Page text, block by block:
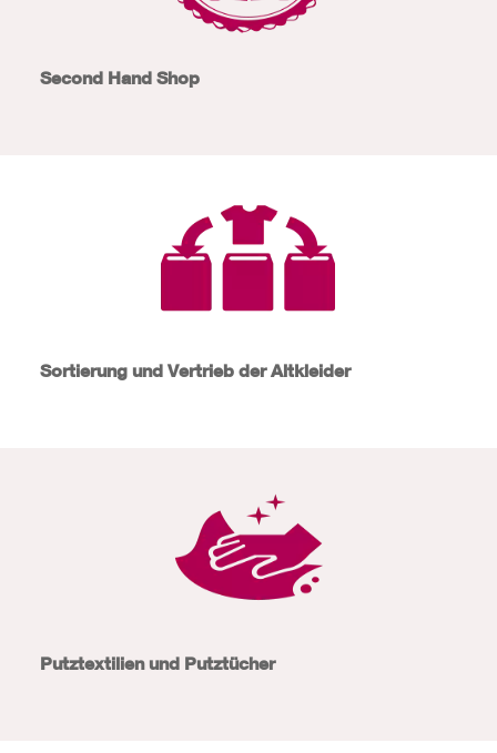
Second Hand Shop
Sortierung und Vertrieb der Altkleider
Putztextilien und Putztücher